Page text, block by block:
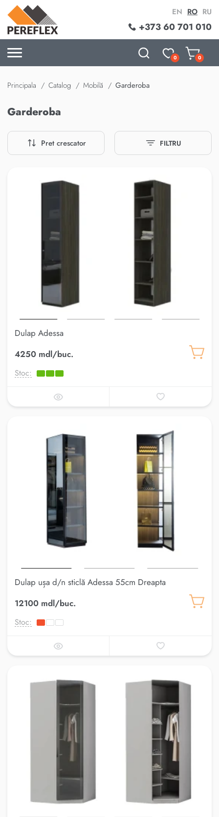
+373 60 701 010
EN RO RU
0 0
Principala Catalog Mobilă Garderoba
Garderoba
Pret crescator FILTRU
Dulap Adessa
4250 mdl/buc.
Stoc:
Dulap ușa d/n sticlă Adessa 55cm Dreapta
12100 mdl/buc.
Stoc: